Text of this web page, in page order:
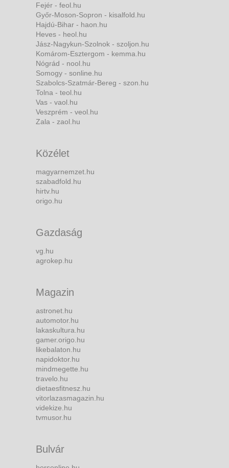
Fejér - feol.hu
Győr-Moson-Sopron - kisalfold.hu
Hajdú-Bihar - haon.hu
Heves - heol.hu
Jász-Nagykun-Szolnok - szoljon.hu
Komárom-Esztergom - kemma.hu
Nógrád - nool.hu
Somogy - sonline.hu
Szabolcs-Szatmár-Bereg - szon.hu
Tolna - teol.hu
Vas - vaol.hu
Veszprém - veol.hu
Zala - zaol.hu
Közélet
magyarnemzet.hu
szabadfold.hu
hirtv.hu
origo.hu
Gazdaság
vg.hu
agrokep.hu
Magazin
astronet.hu
automotor.hu
lakaskultura.hu
gamer.origo.hu
likebalaton.hu
napidoktor.hu
mindmegette.hu
travelo.hu
dietaesfitnesz.hu
vitorlazasmagazin.hu
videkize.hu
tvmusor.hu
Bulvár